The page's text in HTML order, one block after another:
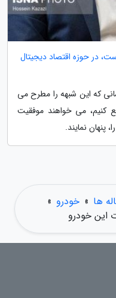
در حوزه اقتصاد دیجیتال
که این شبهه را مطرح می
کنیم، می خواهند موفقیت
پنهان نمایند.
ها » خودرو »